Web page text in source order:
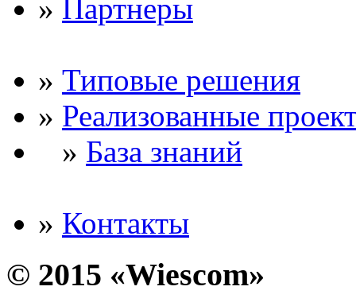
» Партнеры
» Типовые решения
» Реализованные
» База знаний
» Контакты
© 2015 «Wiescom»